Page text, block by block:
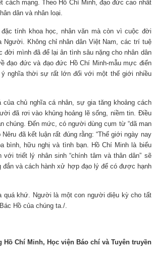
mạng. Theo Hồ Chí Minh, đạo đức cao nhất
dân và nhân loại.
tính khoa học, nhân văn mà còn vì cuộc đời
Người. Không chỉ nhân dân Việt Nam, các trí tuệ
mình đã để lại ân tình sâu nặng cho nhân dân
đạo đức và đạo đức Hồ Chí Minh-mẫu mực điển
ý nghĩa thời sự rất lớn đối với một thế giới nhiều
chủ nghĩa cá nhân, sự gia tăng khoảng cách
đã rơi vào khủng hoảng lẽ sống, niềm tin. Điều
chúng. Đến mức, có người dùng cụm từ “dã man
đã kết luận rất đúng rằng: “Thế giới ngày nay
bình, hữu nghị và tình bạn. Hồ Chí Minh là biểu
triết lý nhân sinh “chính tâm và thân dân” sẽ
đắn và cách hành xử hợp đạo lý để có được hạnh
quá khứ. Người là một con người diệu kỳ cho tất
Hồ của chúng ta./.
Hồ Chí Minh, Học viện Báo chí và Tuyên truyền